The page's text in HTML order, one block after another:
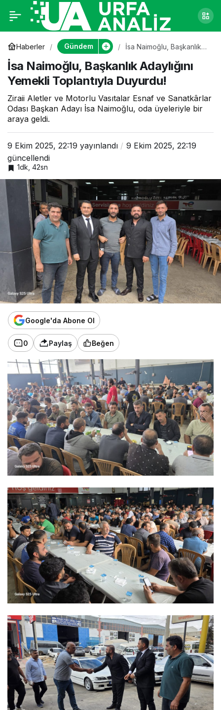
Haberler Gündem
İsa Naimoğlu, Başkanlık
Toplantıyla Duyurdu!
İsa Naimoğlu, Başkanlık Adaylığını
Yemekli Toplantıyla Duyurdu!
Ziraii Aletler ve Motorlu Vasıtalar Esnaf ve Sanatkârlar
Odası Başkan Adayı İsa Naimoğlu, oda üyeleriyle bir
araya geldi.
9 Ekim 2025, 22:19 yayınlandı
9 Ekim 2025, 22:19
güncellendi
1dk, 42sn
Google'da Abone Ol
0 Paylaş Beğen
İsa Naimoğlu,
Başkanlık Adaylığını
Yemekli Toplantıyla
Duyurdu!
0